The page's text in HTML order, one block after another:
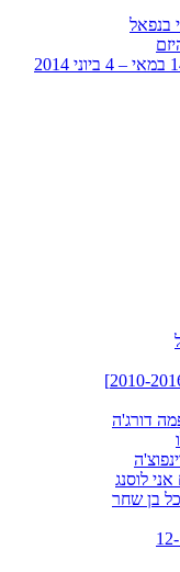
בנפאל
דורג'ה
לוסנג
בן שחר